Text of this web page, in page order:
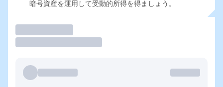
暗号資産を運用して受動的所得を得ましょう。